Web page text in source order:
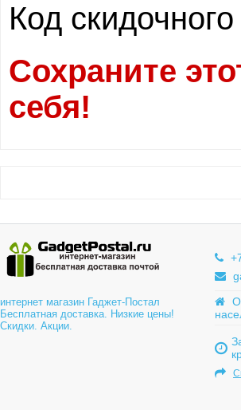
Код
Сохраните
себя!
интернет магазин Гаджет-Постал
Бесплатная доставка. Низкие цены!
Скидки. Акции.